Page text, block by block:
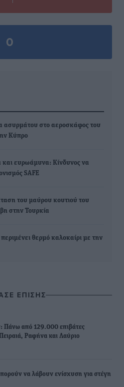
0
ασυρμάτου στο αεροσκάφος του
Κύπρο
και ευρωάμυνα: Κίνδυνος να
SAFE
του μαύρου κουτιού του
στην Τουρκία
θερμό καλοκαίρι με την
ΕΠΙΣΗΣ
Πάνω από 129.000 επιβάτες
Ραφήνα και Λαύριο
να λάβουν ενίσχυση για στέγη